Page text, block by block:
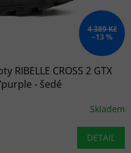
4 389 Kč
–13 %
RIBELLE CROSS 2 GTX
- šedé
Skladem
DETAIL